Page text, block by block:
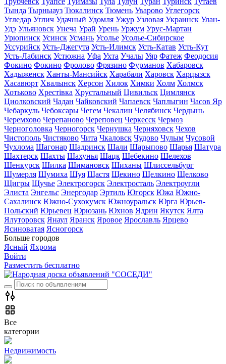
Тында Тырныауз Тюкалинск Тюмень Уварово Углегорск
Угледар Углич Удачный Удомля Ужур Узловая Украинск Улан-
Удэ Ульяновск Унеча Урай Урень Уржум Урус-Мартан
Урюпинск Усинск Усмань Усолье Усолье-Сибирское
Уссурийск Усть-Джегута Усть-Илимск Усть-Катав Усть-Кут
Усть-Лабинск Устюжна Уфа Ухта Учалы Уяр Фатеж Феодосия
Фокино Фокино Фролово Фрязино Фурманов Хабаровск
Хадыженск Ханты-Мансийск Харабали Харовск Харцызск
Хасавюрт Хвалынск Херсон Хилок Химки Холм Холмск
Хотьково Хрестівка Хрустальный Цивильск Цимлянск
Циолковский Чадан Чайковский Чапаевск Чаплыгин Часов Яр
Чебаркуль Чебоксары Чегем Чекалин Челябинск Чердынь
Черемхово Черепаново Череповец Черкесск Чермоз
Черноголовка Черногорск Чернушка Черняховск Чехов
Чистополь Чистяково Чита Чкаловск Чудово Чулым Чусовой
Чухлома Шагонар Шадринск Шали Шарыпово Шарья Шатура
Шахтерск Шахты Шахунья Шацк Шебекино Шелехов
Шенкурск Шилка Шимановск Шиханы Шлиссельбург
Шумерля Шумиха Шуя Щастя Щекино Щелкино Щелково
Щигры Щучье Электрогорск Электросталь Электроугли
Элиста Энгельс Энергодар Эртиль Югорск Южа Южно-
Сахалинск Южно-Сухокумск Южноуральск Юрга Юрьев-
Польский Юрьевец Юрюзань Юхнов Ядрин Якутск Ялта
Ялуторовск Янаул Яранск Яровое Ярославль Ярцево
Ясиноватая Ясногорск
Больше городов
Ясный Яхрома
Войти
Разместить бесплатно
Все
категории
Недвижимость